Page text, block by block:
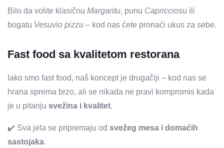
Bilo da volite klasičnu Margaritu, punu Capricciosu ili
bogatu Vesuvio pizzu – kod nas ćete pronaći ukus za sebe.
Fast food sa kvalitetom restorana
Iako smo fast food, naš koncept je drugačiji – kod nas se
hrana sprema brzo, ali se nikada ne pravi kompromis kada
je u pitanju svežina i kvalitet.
✔️ Sva jela se pripremaju od svežeg mesa i domaćih
sastojaka.